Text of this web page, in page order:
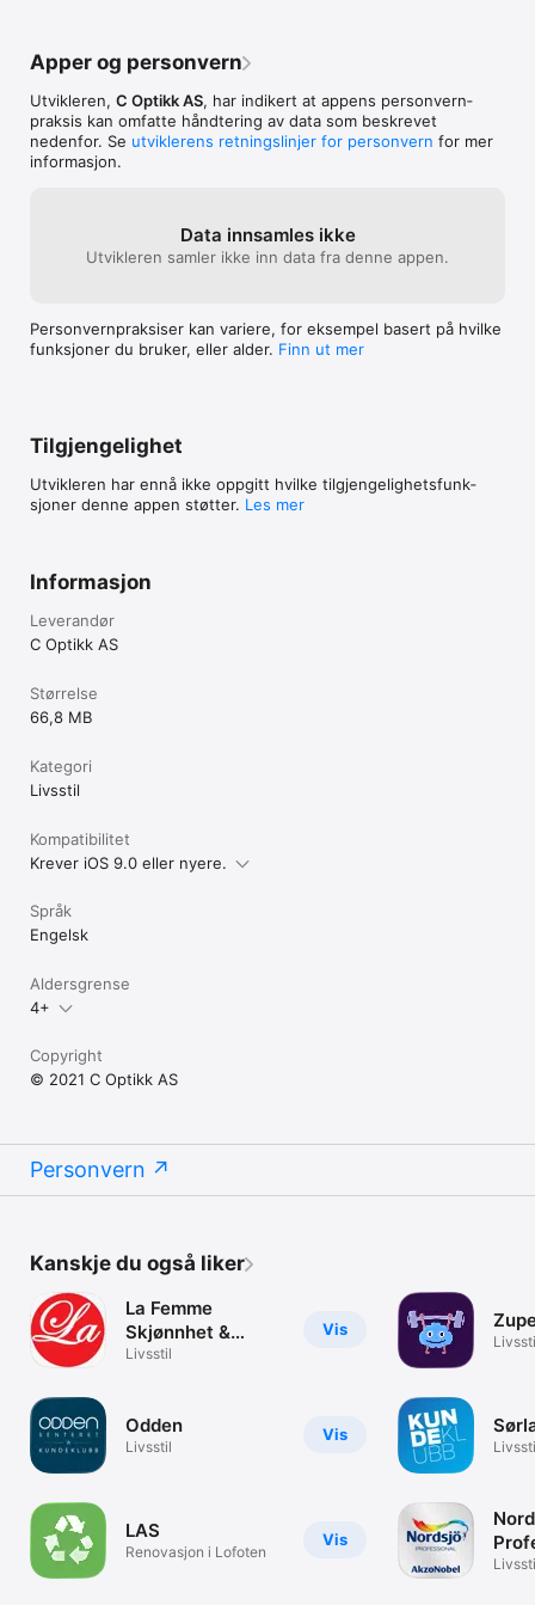
Apper og personvern
Utvikleren, C Optikk AS, har indikert at appens personvern­
praksis kan omfatte håndtering av data som beskrevet
nedenfor. Se utviklerens retningslinjer for personvern for mer
informasjon.
Data innsamles ikke
Utvikleren samler ikke inn data fra denne appen.
Personvern­praksiser kan variere, for eksempel basert på hvilke
funksjoner du bruker, eller alder. Finn ut mer
Tilgjengelighet
Utvikleren har ennå ikke oppgitt hvilke tilgjengelig­hets­funk­
sjoner denne appen støtter. Les mer
Informasjon
Leverandør
C Optikk AS
Størrelse
66,8 MB
Kategori
Livsstil
Kompatibilitet
Krever iOS 9.0 eller nyere.
Språk
Engelsk
Aldersgrense
4+
Copyright
© 2021 C Optikk AS
Personvern
Kanskje du også liker
Vis
La Femme
Skjønnhet &
Velvære
Livsstil
Vis
Odden
Livsstil
Vis
LAS
Renovasjon i Lofoten